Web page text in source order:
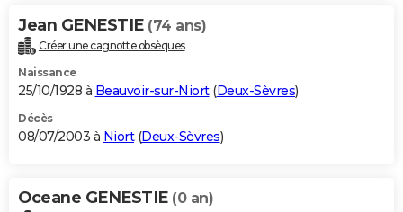
Jean GENESTIE (74 ans)
Créer une cagnotte obsèques
Naissance
25/10/1928 à Beauvoir-sur-Niort(Deux-Sèvres)
Décès
08/07/2003 à Niort(Deux-Sèvres)
Oceane GENESTIE (0 an)